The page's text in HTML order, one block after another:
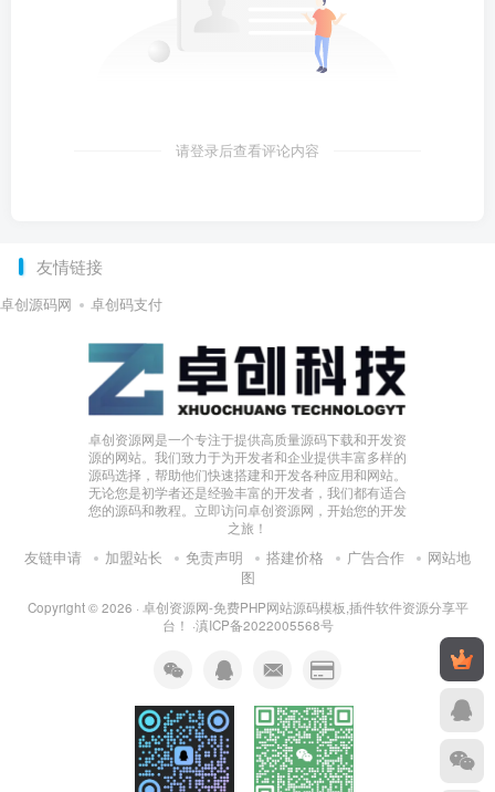
请登录后查看评论内容
友情链接
卓创源码网 卓创码支付
卓创资源网是一个专注于提供高质量源码下载和开发资
源的网站。我们致力于为开发者和企业提供丰富多样的
源码选择，帮助他们快速搭建和开发各种应用和网站。
无论您是初学者还是经验丰富的开发者，我们都有适合
您的源码和教程。立即访问卓创资源网，开始您的开发
之旅！
友链申请 加盟站长 免责声明 搭建价格 广告合作
网站地
图
Copyright © 2026 · 卓创资源网-免费PHP网站源码模板,插件软件资源分享平
台！ ·滇ICP备2022005568号